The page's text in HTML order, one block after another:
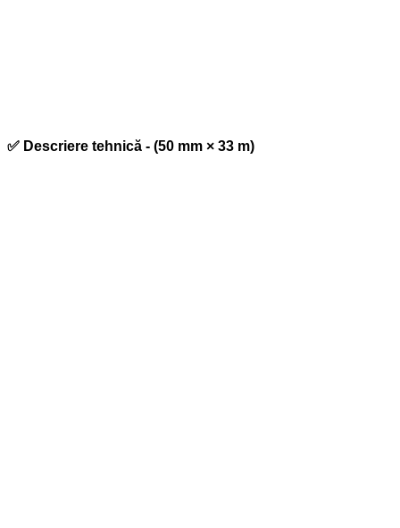
✅ Descriere tehnică - (50 mm × 33 m)